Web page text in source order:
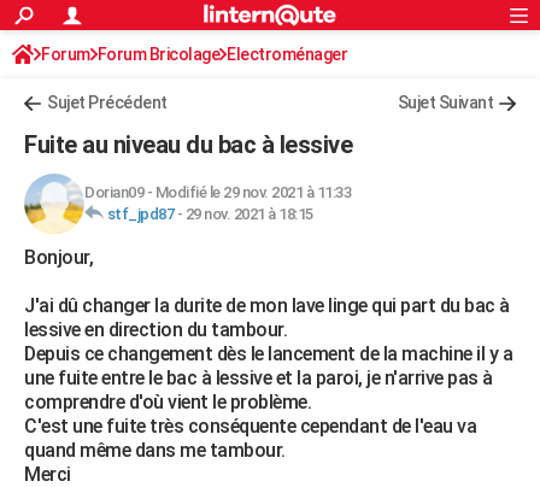
ACTUALITÉS
Politique
Société
Faits Divers
Education
Monde
Villes
+
FINANCE
Retraite
Impôts
Epargne
Immobilier
Risques naturels par ville
Banque
Assurance
Crédit
AUTO
Essais
Réserver un essai
Citadines
Berlines
SUV
Forum auto
+HIGH-TECH
Mobiles
Meilleur smartphone
Internet
Ordinateurs
Jeux vidéo
Guide high-tech
+BRICOLAGE
Forum
Aménagement intérieur
Extérieur
Cuisine
Salle de bains
Jardinage
Rangement
WEEK-END
Guides de France
Escapades
Patrimoine
Expositions
Musées
Week-end nature
+LIFESTYLE
Art de vivre
Bien-être
Loisirs
ModeModes de vie
SANTE
S'inscrire
Connexion
Forum Forum Bricolage Electroménager
Sujet Précédent Sujet Suivant
Fuite au niveau du bac à lessive
Dorian09- Modifié le 29 nov. 2021 à 11:33
stf_jpd87- 29 nov. 2021 à 18:15
Bonjour,
J'ai dû changer la durite de mon lave linge qui part du bac à
lessive en direction du tambour.
Depuis ce changement dès le lancement de la machine il y a
une fuite entre le bac à lessive et la paroi, je n'arrive pas à
comprendre d'où vient le problème.
C'est une fuite très conséquente cependant de l'eau va
quand même dans me tambour.
Merci